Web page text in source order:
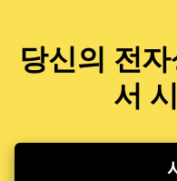
당신의 전
서